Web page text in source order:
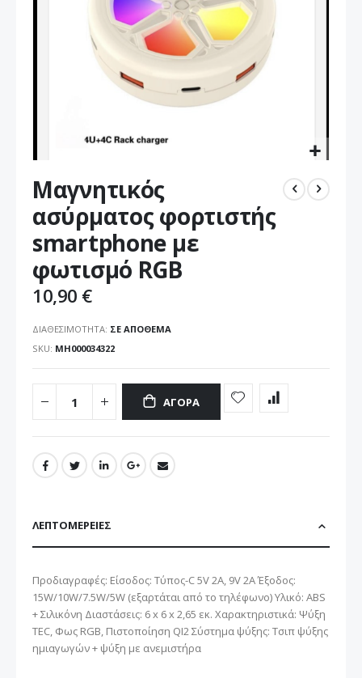
στην
αρχή
της
συλλογής
εικόνων
Μαγνητικός
ασύρματος φορτιστής
smartphone με
φωτισμό RGB
10,90 €
ΔΙΑΘΕΣΙΜΌΤΗΤΑ: ΣΕ ΑΠΌΘΕΜΑ
SKU MH000034322
ΑΓΟΡΆ
ΛΕΠΤΟΜΈΡΕΙΕΣ
Προδιαγραφές: Είσοδος: Τύπος-C 5V 2A, 9V 2A Έξοδος:
15W/10W/7.5W/5W (εξαρτάται από το τηλέφωνο) Υλικό: ABS
+ Σιλικόνη Διαστάσεις: 6 x 6 x 2,65 εκ. Χαρακτηριστικά: Ψύξη
TEC, Φως RGB, Πιστοποίηση QI2 Σύστημα ψύξης: Τσιπ ψύξης
ημιαγωγών + ψύξη με ανεμιστήρα